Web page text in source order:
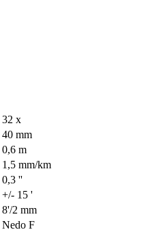
32 x
40 mm
0,6 m
1,5 mm/km
0,3 ''
+/- 15 '
8'/2 mm
Nedo F